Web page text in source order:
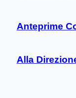
Anteprime
Alla